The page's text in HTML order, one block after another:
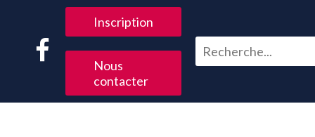
Inscription
Nous
contacter